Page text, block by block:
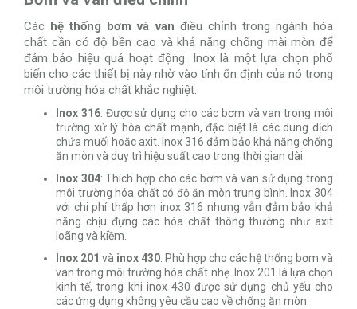
Các hệ thống bơm và van điều chỉnh trong ngành hóa
chất cần có độ bền cao và khả năng chống mài mòn để
đảm bảo hiệu quả hoạt động. Inox là một lựa chọn phổ
biến cho các thiết bị này nhờ vào tính ổn định của nó trong
môi trường hóa chất khắc nghiệt.
Inox 316: Được sử dụng cho các bơm và van trong môi
trường xử lý hóa chất mạnh, đặc biệt là các dung dịch
chứa muối hoặc axit. Inox 316 đảm bảo khả năng chống
ăn mòn và duy trì hiệu suất cao trong thời gian dài.
Inox 304: Thích hợp cho các bơm và van sử dụng trong
môi trường hóa chất có độ ăn mòn trung bình. Inox 304
với chi phí thấp hơn inox 316 nhưng vẫn đảm bảo khả
năng chịu đựng các hóa chất thông thường như axit
loãng và kiềm.
Inox 201 và inox 430: Phù hợp cho các hệ thống bơm và
van trong môi trường hóa chất nhẹ. Inox 201 là lựa chọn
kinh tế, trong khi inox 430 được sử dụng chủ yếu cho
các ứng dụng không yêu cầu cao về chống ăn mòn.